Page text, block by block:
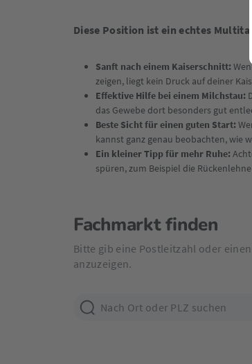
Diese Position ist ein echtes
Sanft nach einem Kaiserschnitt:
zeigen, liegt kein Druck auf deiner
Effektive Hilfe bei einem Milchstau:
das Gewebe dort besonders gut
Beste Sicht für einen guten Start:
kannst ganz genau beobachten, wie
Ein kleiner Tipp für mehr Ruhe:
spüren, zum Beispiel die
Fachmarkt finden
Bitte gib eine Postleitzahl oder
anzuzeigen.